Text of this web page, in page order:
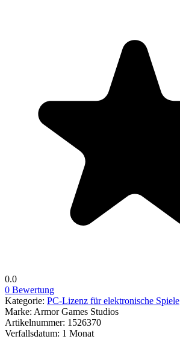
0.0
0 Bewertung
Kategorie: PC-Lizenz für elektronische Spiele
Marke: Armor Games Studios
Artikelnummer: 1526370
Verfallsdatum: 1 Monat